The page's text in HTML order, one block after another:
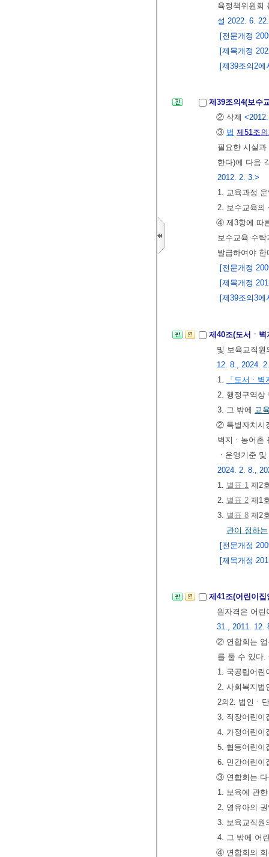
육정책위원회
설 2022. 6.
[전문개정
[제목개정
[제39조의2
제39조의4(보수
② 삭제
③ 법 제51조
필요한 시설
한다)에 다음
2012. 2. 3.>
1. 교육과정
2. 보수교육의
④ 제3항에 따
보수교육 수
발급하여야
[전문개정
[제목개정
[제39조의3
제40조(도서ㆍ
및 보육교직
12. 8., 2024.
1.
「도서ㆍ
2. 행정구역상
3. 그 밖에 교
② 특별자치시
벽지ㆍ농어촌
ㆍ운영기준
2024. 2. 8.,
1. 별표 1 제2
2. 별표 2 제1
3. 별표 8 제2
관이 정하는
[전문개정
[제목개정
제41조(어린이
원자격은 어
31., 2011. 12.
② 연합회는 업
를 둘 수 있다.
1. 국공립어린
2. 사회복지법
2의2. 법인ㆍ
3. 직장어린이
4. 가정어린이
5. 협동어린이
6. 민간어린이
③ 연합회는 다
1. 보육에 관
2. 영유아의
3. 보육교직원
4. 그 밖에 어
④ 연합회의 회